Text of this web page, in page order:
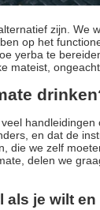
zijn. We
op het
yerba te
mateist,
en dat de
die we zelf
delen we
als je wilt